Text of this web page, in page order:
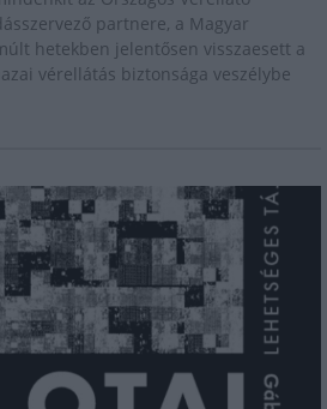
partnere, a Magyar
hetekben jelentősen visszaesett a
vérellátás biztonsága veszélybe